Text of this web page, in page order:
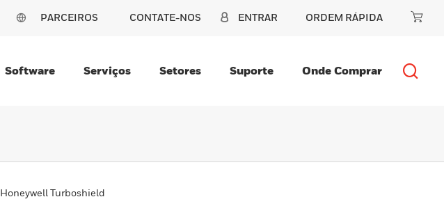
PARCEIROS CONTATE-NOS ENTRAR ORDEM RÁPIDA
Software Serviços Setores Suporte Onde Comprar
Honeywell Turboshield